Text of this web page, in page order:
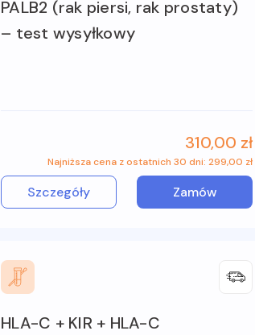
PALB2 (rak piersi, rak prostaty)
– test wysyłkowy
310,00 zł
Najniższa cena z ostatnich 30 dni: 299,00 zł
Szczegóły Zamów
HLA-C + KIR + HLA-C